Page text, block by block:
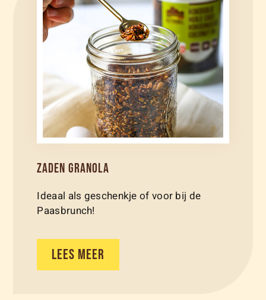
ZADEN GRANOLA
Ideaal als geschenkje of voor bij de
Paasbrunch!
LEES MEER